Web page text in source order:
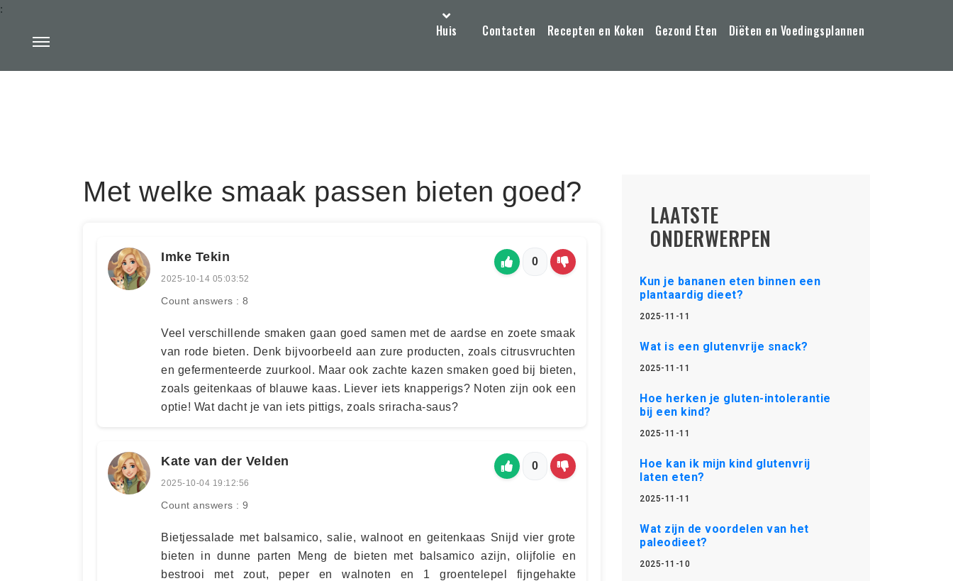
Huis Contacten Recepten en Koken Gezond Eten Diëten en Voedingsplannen
:
Met welke smaak passen bieten goed?
Imke Tekin
2025-10-14 05:03:52
Count answers : 8
0
Veel verschillende smaken gaan goed samen met de aardse en zoete smaak
van rode bieten. Denk bijvoorbeeld aan zure producten, zoals citrusvruchten
en gefermenteerde zuurkool. Maar ook zachte kazen smaken goed bij bieten,
zoals geitenkaas of blauwe kaas. Liever iets knapperigs? Noten zijn ook een
optie! Wat dacht je van iets pittigs, zoals sriracha-saus?
Kate van der Velden
2025-10-04 19:12:56
Count answers : 9
0
Bietjessalade met balsamico, salie, walnoot en geitenkaas Snijd vier grote
bieten in dunne parten Meng de bieten met balsamico azijn, olijfolie en
bestrooi met zout, peper en walnoten en 1 groentelepel fijngehakte
LAATSTE
ONDERWERPEN
Kun je bananen eten binnen een
plantaardig dieet?
2025-11-11
Wat is een glutenvrije snack?
2025-11-11
Hoe herken je gluten-intolerantie
bij een kind?
2025-11-11
Hoe kan ik mijn kind glutenvrij
laten eten?
2025-11-11
Wat zijn de voordelen van het
paleodieet?
2025-11-10